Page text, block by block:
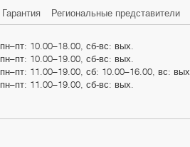
пн–пт: 10.00–18.00, сб-вс: вых.
пн–пт: 10.00–19.00, сб-вс: вых.
пн–пт: 11.00–19.00, сб: 10.00–16.00, вс: вых.
пн–пт: 11.00–19.00, сб-вс: вых.
Гарантия Региональные представители